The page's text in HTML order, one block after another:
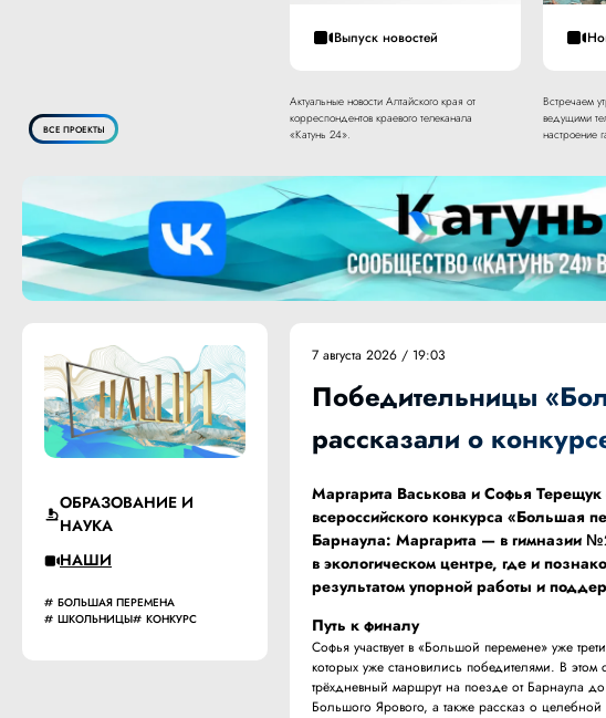
ВСЕ ПРОЕКТЫ
Выпуск новостей
Актуальные новости Алтайского края от
корреспондентов краевого телеканала
«Катунь 24».
Встречаем
ведущими
настроение
ОБРАЗОВАНИЕ И
НАУКА
НАШИ
БОЛЬШАЯ ПЕРЕМЕНА
ШКОЛЬНИЦЫ
КОНКУРС
7 августа 2026 / 19:03
Победительницы
рассказали о
Маргарита Васькова и Софья
всероссийского конкурса «Большая
Барнаула: Маргарита — в гимназии
в экологическом центре, где и
результатом упорной работы и
Путь к финалу
Софья участвует в «Большой перемене» уже
которых уже становились победителями. В
трёхдневный маршрут на поезде от Барнаула
Большого Ярового, а также рассказ о